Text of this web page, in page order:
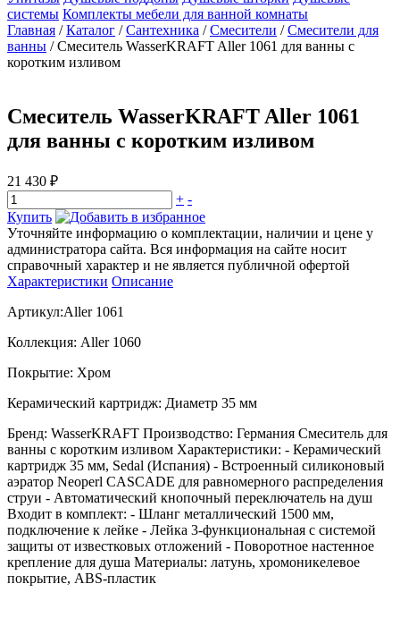
системы Комплекты мебели для ванной комнаты
Главная / Каталог / Сантехника / Смесители / Смесители для
ванны /Смеситель WasserKRAFT Aller 1061 для ванны с
коротким изливом
Смеситель WasserKRAFT Aller 1061
для ванны с коротким изливом
21 430 ₽
+ -
Купить
Уточняйте информацию о комплектации, наличии и цене у
администратора сайта. Вся информация на сайте носит
справочный характер и не является публичной офертой
Характеристики Описание
Артикул:Aller 1061
Коллекция: Aller 1060
Покрытие: Хром
Керамический картридж: Диаметр 35 мм
Бренд: WasserKRAFT Производство: Германия Смеситель для
ванны с коротким изливом Характеристики: - Керамический
картридж 35 мм, Sedal (Испания) - Встроенный силиконовый
аэратор Neoperl CASCADE для равномерного распределения
струи - Автоматический кнопочный переключатель на душ
Входит в комплект: - Шланг металлический 1500 мм,
подключение к лейке - Лейка 3-функциональная с системой
защиты от известковых отложений - Поворотное настенное
крепление для душа Материалы: латунь, хромоникелевое
покрытие, ABS-пластик